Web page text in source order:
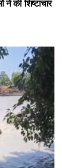
ने की शिष्टाचार